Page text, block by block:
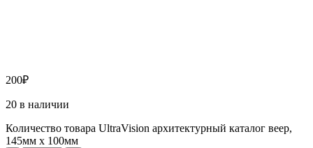
200₽
20 в наличии
Количество товара UltraVision архитектурный каталог веер,
145мм х 100мм